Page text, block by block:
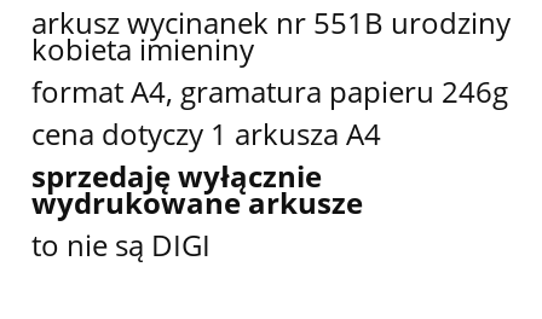
arkusz wycinanek nr 551B urodziny
kobieta imieniny
format A4, gramatura papieru 246g
cena dotyczy 1 arkusza A4
sprzedaję wyłącznie
wydrukowane arkusze
to nie są DIGI